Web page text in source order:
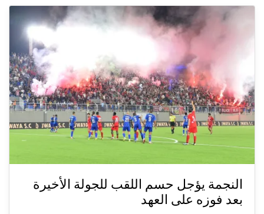
النجمة يؤجل حسم اللقب للجولة الأخيرة
بعد فوزه على العهد